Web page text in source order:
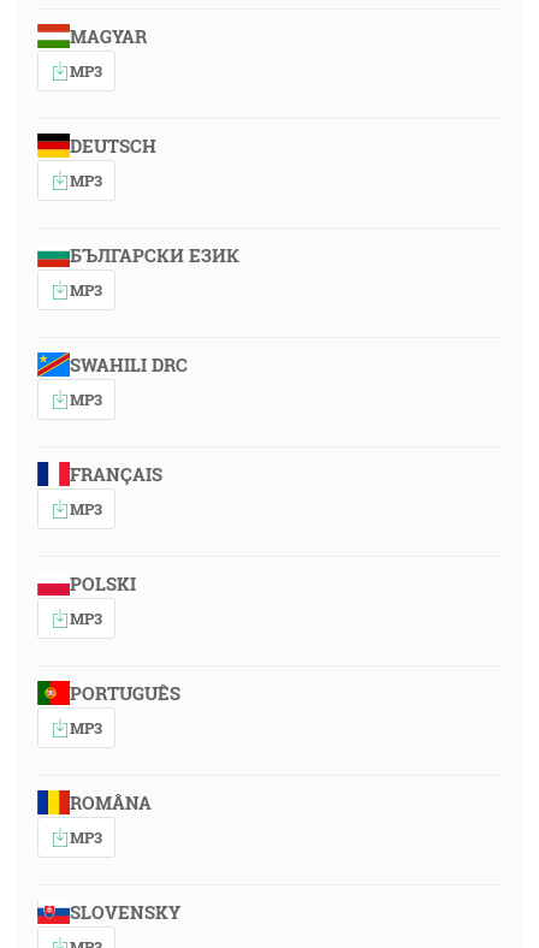
MAGYAR
MP3
DEUTSCH
MP3
БЪЛГАРСКИ ЕЗИК
MP3
SWAHILI DRC
MP3
FRANÇAIS
MP3
POLSKI
MP3
PORTUGUÊS
MP3
ROMÂNA
MP3
SLOVENSKY